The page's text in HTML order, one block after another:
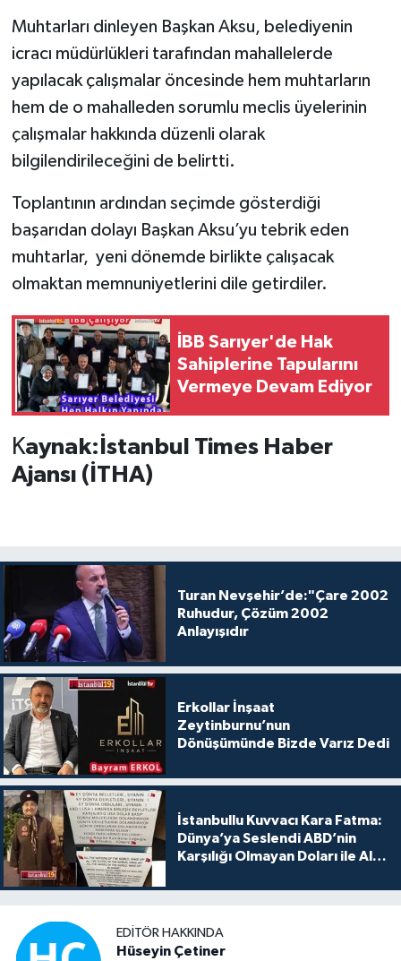
Muhtarları dinleyen Başkan Aksu, belediyenin
icracı müdürlükleri tarafından mahallelerde
yapılacak çalışmalar öncesinde hem muhtarların
hem de o mahalleden sorumlu meclis üyelerinin
çalışmalar hakkında düzenli olarak
bilgilendirileceğini de belirtti.
Toplantının ardından seçimde gösterdiği
başarıdan dolayı Başkan Aksu’yu tebrik eden
muhtarlar, yeni dönemde birlikte çalışacak
olmaktan memnuniyetlerini dile getirdiler.
İBB Sarıyer'de Hak
Sahiplerine Tapularını
Vermeye Devam Ediyor
Kaynak:İstanbul Times Haber
Ajansı (İTHA)
Turan Nevşehir’de:"Çare 2002
Ruhudur, Çözüm 2002
Anlayışıdır
Erkollar İnşaat
Zeytinburnu’nun
Dönüşümünde Bizde Varız Dedi
İstanbullu Kuvvacı Kara Fatma:
Dünya’ya Seslendi ABD’nin
Karşılığı Olmayan Doları ile Alış
EDITÖR HAKKINDA
Hüseyin Çetiner